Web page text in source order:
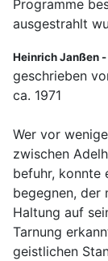
Programme
ausgestrahlt
Heinrich Janßen
geschrieben
ca. 1971
Wer vor
zwischen
befuhr, konnte
begegnen, der
Haltung auf
Tarnung
geistlichen